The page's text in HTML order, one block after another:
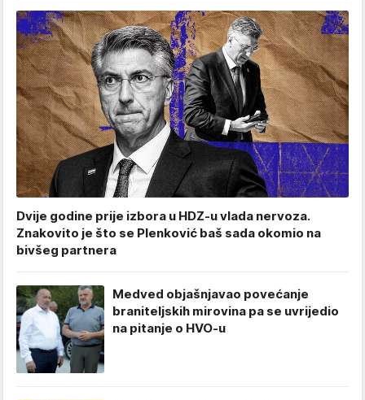
Dvije godine prije izbora u HDZ-u vlada nervoza.
Znakovito je što se Plenković baš sada okomio na
bivšeg partnera
Medved objašnjavao povećanje
braniteljskih mirovina pa se uvrijedio
na pitanje o HVO-u